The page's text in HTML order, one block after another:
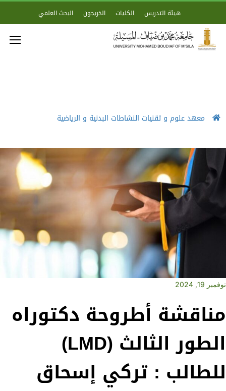
هيئة التدريس الكليات الخريجون البحث العلمي
معهد علوم و تقنيات النشاطات البدنية و الرياضية
نوفمبر 19, 2024
مناقشة أطروحة دكتوراه
الطور الثالث (LMD)
للطالب : تركي إسحاق